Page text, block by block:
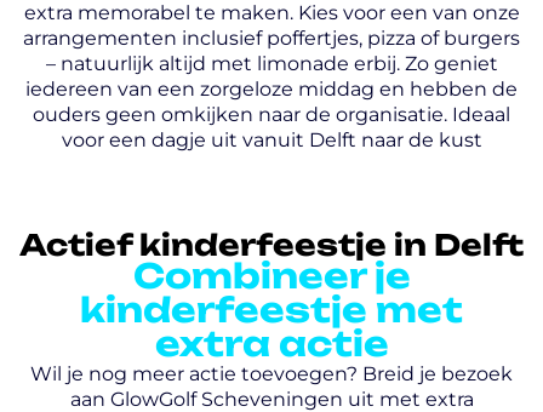
extra memorabel te maken. Kies voor een van onze
arrangementen inclusief poffertjes, pizza of burgers
– natuurlijk altijd met limonade erbij. Zo geniet
iedereen van een zorgeloze middag en hebben de
ouders geen omkijken naar de organisatie. Ideaal
voor een dagje uit vanuit Delft naar de kust
Actief kinderfeestje in Delft
Combineer je
kinderfeestje met
extra actie
Wil je nog meer actie toevoegen? Breid je bezoek
aan GlowGolf Scheveningen uit met extra